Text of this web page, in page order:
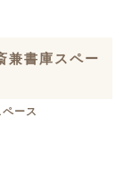
兼書庫スペー